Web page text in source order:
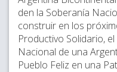
den la Soberanía
construir en los
Productivo Solidario,
Nacional de una
Pueblo Feliz en una